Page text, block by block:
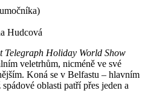
Hudcová
Telegraph Holiday World Show
veletrhům, nicméně ve své
Koná se v Belfastu – hlavním
oblasti patří přes jeden a